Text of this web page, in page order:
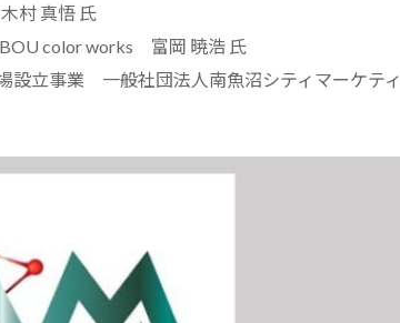
村 真悟 氏
color works 富岡 暁浩 氏
設立事業 一般社団法人南魚沼シティマーケティ